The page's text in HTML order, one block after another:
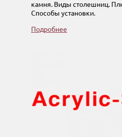
камня. Виды столешниц.
Способы установки.
Подробнее